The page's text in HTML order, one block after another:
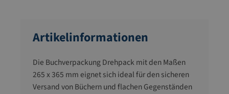
Artikelinformationen
Die Buchverpackung Drehpack mit den Maßen
265 x 365 mm eignet sich ideal für den sicheren
Versand von Büchern und flachen Gegenständen